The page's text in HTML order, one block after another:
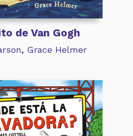
de Van Gogh
, Grace Helmer